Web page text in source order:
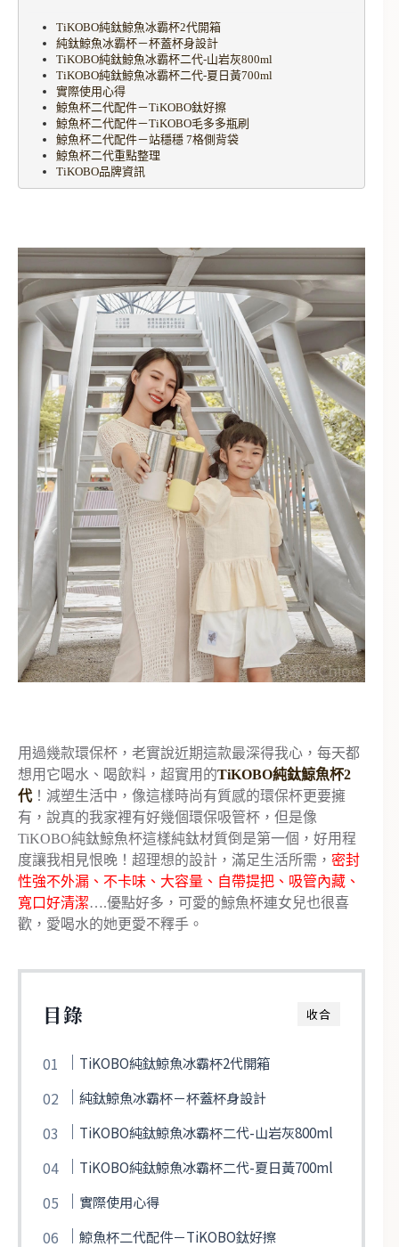
TiKOBO純鈦鯨魚冰霸杯2代開箱
純鈦鯨魚冰霸杯－杯蓋杯身設計
TiKOBO純鈦鯨魚冰霸杯二代-山岩灰800ml
TiKOBO純鈦鯨魚冰霸杯二代-夏日黃700ml
實際使用心得
鯨魚杯二代配件－TiKOBO鈦好擦
鯨魚杯二代配件－TiKOBO毛多多瓶刷
鯨魚杯二代配件－站穩穩 7格側背袋
鯨魚杯二代重點整理
TiKOBO品牌資訊
用過幾款環保杯，老實說近期這款最深得我心，每天都
想用它喝水、喝飲料，超實用的TiKOBO純鈦鯨魚杯2
代！減塑生活中，像這樣時尚有質感的環保杯更要擁
有，說真的我家裡有好幾個環保吸管杯，但是像
TiKOBO純鈦鯨魚杯這樣純鈦材質倒是第一個，好用程
度讓我相見恨晚！超理想的設計，滿足生活所需， 密封
性強不外漏、不卡味、大容量、自帶提把、吸管內藏、
寬口好清潔….優點好多，可愛的鯨魚杯連女兒也很喜
歡，愛喝水的她更愛不釋手。
收合
目錄
TiKOBO純鈦鯨魚冰霸杯2代開箱
純鈦鯨魚冰霸杯－杯蓋杯身設計
TiKOBO純鈦鯨魚冰霸杯二代-山岩灰800ml
TiKOBO純鈦鯨魚冰霸杯二代-夏日黃700ml
實際使用心得
鯨魚杯二代配件－TiKOBO鈦好擦